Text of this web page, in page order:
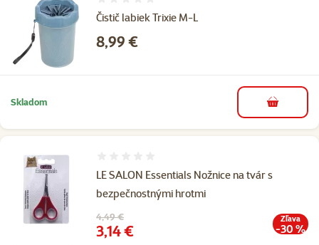
Čistič labiek Trixie M-L
Cena
8,99 €
Skladom do košíka
LE SALON Essentials Nožnice na tvár s
bezpečnostnými hrotmi
Pôvodná cena
4,49 €
Cena
3,14 €
Zľava
-30 %